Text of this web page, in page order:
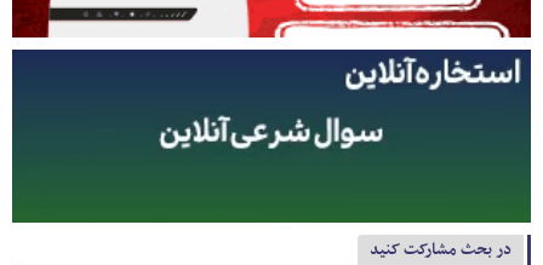
در بحث مشارکت کنید